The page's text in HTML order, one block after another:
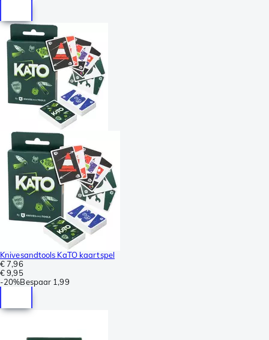
Knivesandtools KaTO kaartspel
€ 7,96
€ 9,95
-20%Bespaar 1,99